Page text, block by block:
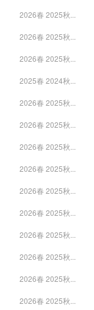
2026春 2025秋...
2026春 2025秋...
2026春 2025秋...
2025春 2024秋...
2026春 2025秋...
2026春 2025秋...
2026春 2025秋...
2026春 2025秋...
2026春 2025秋...
2026春 2025秋...
2026春 2025秋...
2026春 2025秋...
2026春 2025秋...
2026春 2025秋...